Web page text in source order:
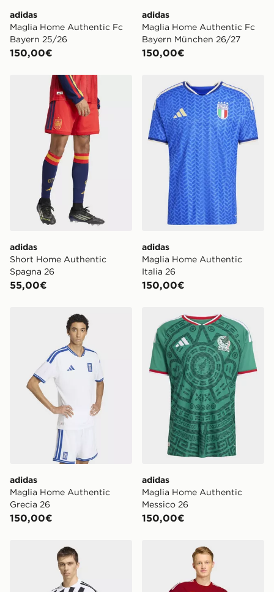
adidas
Maglia Home Authentic Fc
Bayern 25/26
150,00€
adidas
Maglia Home Authentic Fc
Bayern München 26/27
150,00€
adidas Short Home Authentic Spagna 26
adidas
Short Home Authentic
Spagna 26
55,00€
adidas Maglia Home
adidas
Maglia Home Authentic
Italia 26
150,00€
adidas Maglia Home Authentic Grecia 26
adidas
Maglia Home Authentic
Grecia 26
150,00€
adidas Maglia Home
adidas
Maglia Home Authentic
Messico 26
150,00€
adidas Maglia Home Authentic Juventus 26/27
adidas Maglia Home